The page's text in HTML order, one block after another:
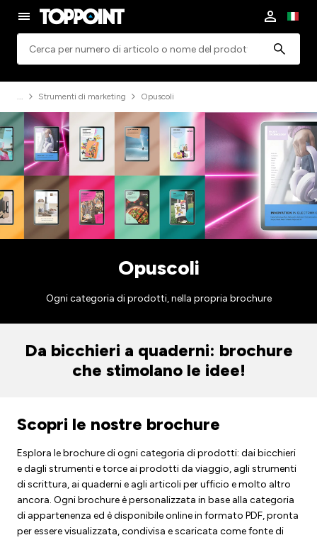
Strumenti di marketing Opuscoli
Opuscoli
Ogni categoria di prodotti, nella propria brochure
Da bicchieri a quaderni: brochure
che stimolano le idee!
Scopri le nostre brochure
Esplora le brochure di ogni categoria di prodotti: dai bicchieri
e dagli strumenti e torce ai prodotti da viaggio, agli strumenti
di scrittura, ai quaderni e agli articoli per ufficio e molto altro
ancora. Ogni brochure è personalizzata in base alla categoria
di appartenenza ed è disponibile online in formato PDF, pronta
per essere visualizzata, condivisa e scaricata come fonte di